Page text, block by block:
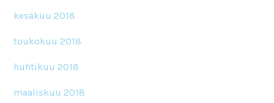
kesäkuu 2018
toukokuu 2018
huhtikuu 2018
maaliskuu 2018